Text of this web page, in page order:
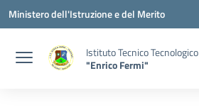
Vai ai contenuti
Vai al menu di navigazione
Vai al footer
Ministero dell'Istruzione e del Merito
Istituto Tecnico Tecnologico
"Enrico Fermi"